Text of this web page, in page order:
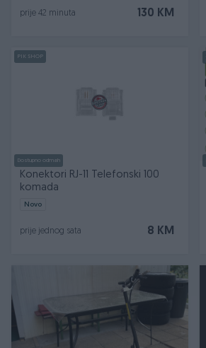
130 KM
prije 42 minuta
PIK SHOP
Dostupno odmah
Konektori RJ-11 Telefonski 100
komada
Novo
8 KM
prije jednog sata